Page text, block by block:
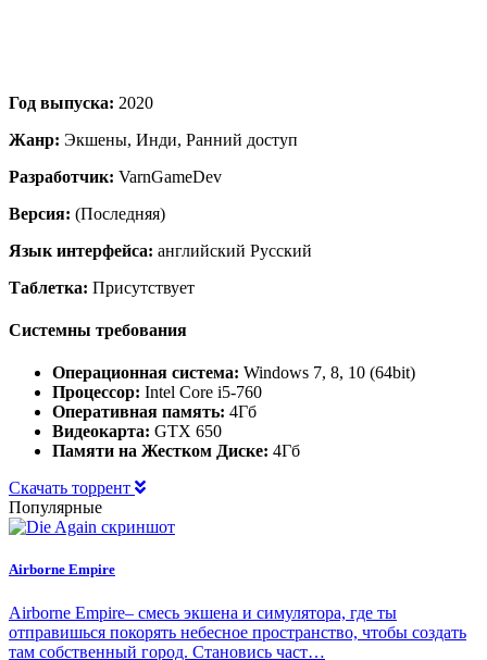
Год выпуска: 2020
Жанр: Экшены, Инди, Ранний доступ
Разработчик: VarnGameDev
Версия: (Последняя)
Язык интерфейса: английский Русский
Таблетка: Присутствует
Системны требования
Операционная система: Windows 7, 8, 10 (64bit)
Процессор: Intel Core i5-760
Оперативная память: 4Гб
Видеокарта: GTX 650
Памяти на Жестком Диске: 4Гб
Скачать торрент
Популярные
Airborne Empire
Airborne Empire– смесь экшена и симулятора, где ты
отправишься покорять небесное пространство, чтобы создать
там собственный город. Становись част…